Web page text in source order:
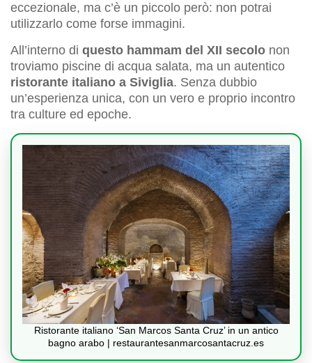
eccezionale, ma c’è un piccolo però: non potrai
utilizzarlo come forse immagini.
All’interno di questo hammam del XII secolo non
troviamo piscine di acqua salata, ma un autentico
ristorante italiano a Siviglia. Senza dubbio
un’esperienza unica, con un vero e proprio incontro
tra culture ed epoche.
Ristorante italiano ‘San Marcos Santa Cruz’ in un antico
bagno arabo | restaurantesanmarcosantacruz.es